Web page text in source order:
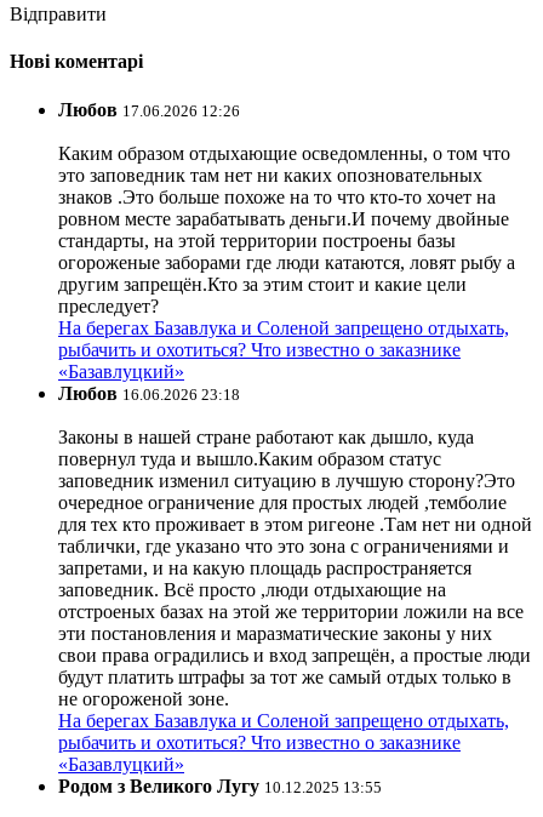
Відправити
Нові коментарі
Любов 17.06.2026 12:26
Каким образом отдыхающие осведомленны, о том что
это заповедник там нет ни каких опозновательных
знаков .Это больше похоже на то что кто-то хочет на
ровном месте зарабатывать деньги.И почему двойные
стандарты, на этой территории построены базы
огороженые заборами где люди катаются, ловят рыбу а
другим запрещён.Кто за этим стоит и какие цели
преследует?
На берегах Базавлука и Соленой запрещено отдыхать,
рыбачить и охотиться? Что известно о заказнике
«Базавлуцкий»
Любов 16.06.2026 23:18
Законы в нашей стране работают как дышло, куда
повернул туда и вышло.Каким образом статус
заповедник изменил ситуацию в лучшую сторону?Это
очередное ограничение для простых людей ,темболие
для тех кто проживает в этом ригеоне .Там нет ни одной
таблички, где указано что это зона с ограничениями и
запретами, и на какую площадь распространяется
заповедник. Всё просто ,люди отдыхающие на
отстроеных базах на этой же территории ложили на все
эти постановления и маразматические законы у них
свои права оградились и вход запрещён, а простые люди
будут платить штрафы за тот же самый отдых только в
не огороженой зоне.
На берегах Базавлука и Соленой запрещено отдыхать,
рыбачить и охотиться? Что известно о заказнике
«Базавлуцкий»
Родом з Великого Лугу 10.12.2025 13:55